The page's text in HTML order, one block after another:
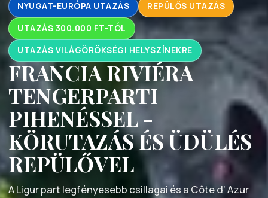
NYUGAT-EURÓPA UTAZÁS REPÜLŐS UTAZÁS
UTAZÁS 300.000 FT-TÓL
UTAZÁS VILÁGÖRÖKSÉGI HELYSZÍNEKRE
FRANCIA RIVIÉRA
TENGERPARTI
PIHENÉSSEL -
KÖRUTAZÁS ÉS ÜDÜLÉS
REPÜLŐVEL
A Ligur part legfényesebb csillagai és a Côte d’ Azur